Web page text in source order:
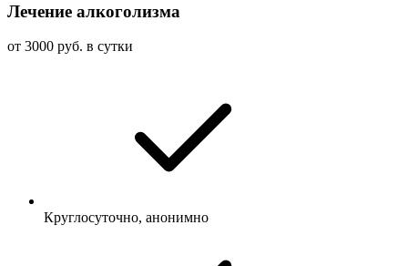
Лечение алкоголизма
от 3000 руб. в сутки
Круглосуточно, анонимно